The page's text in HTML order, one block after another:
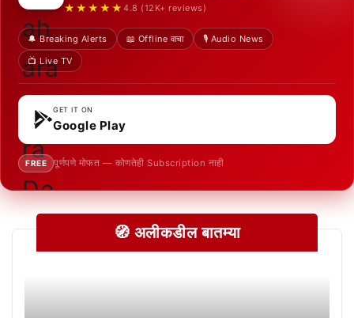
★★★★★ 4.8 (12K+ reviews)
🔔 Breaking Alerts 📖 Offline वाचा
🎙️ Audio News
📺 Live TV
GET IT ON
Google Play
FREE पूर्णपणे मोफत — कोणतेही Subscription नाही
🧭 अलीकडील बातम्या